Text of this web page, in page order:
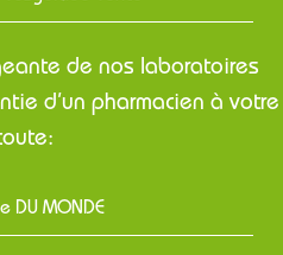
de nos laboratoires
d’un pharmacien à votre
DU MONDE